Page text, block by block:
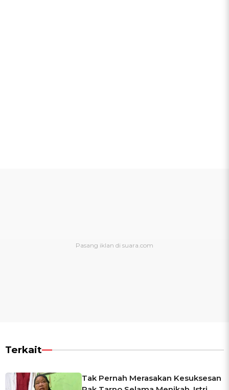
Terkait
Tak Pernah Merasakan Kesuksesan